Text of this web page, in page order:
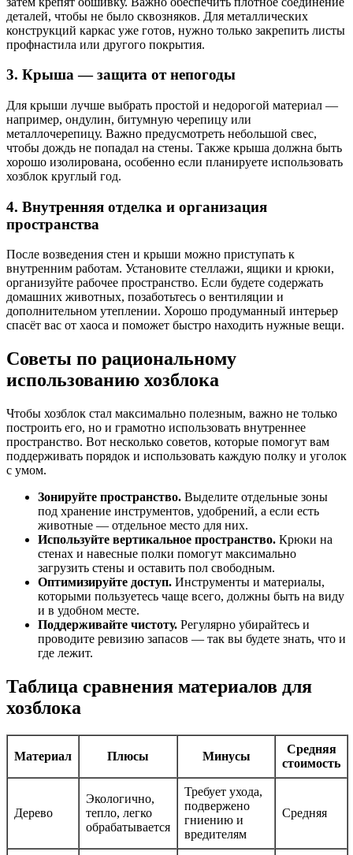
деталей, чтобы не было сквозняков. Для металлических
конструкций каркас уже готов, нужно только закрепить листы
профнастила или другого покрытия.
3. Крыша — защита от непогоды
Для крыши лучше выбрать простой и недорогой материал —
например, ондулин, битумную черепицу или
металлочерепицу. Важно предусмотреть небольшой свес,
чтобы дождь не попадал на стены. Также крыша должна быть
хорошо изолирована, особенно если планируете использовать
хозблок круглый год.
4. Внутренняя отделка и организация
пространства
После возведения стен и крыши можно приступать к
внутренним работам. Установите стеллажи, ящики и крюки,
организуйте рабочее пространство. Если будете содержать
домашних животных, позаботьтесь о вентиляции и
дополнительном утеплении. Хорошо продуманный интерьер
спасёт вас от хаоса и поможет быстро находить нужные вещи.
Советы по рациональному
использованию хозблока
Чтобы хозблок стал максимально полезным, важно не только
построить его, но и грамотно использовать внутреннее
пространство. Вот несколько советов, которые помогут вам
поддерживать порядок и использовать каждую полку и уголок
с умом.
Зонируйте пространство. Выделите отдельные зоны
под хранение инструментов, удобрений, а если есть
животные — отдельное место для них.
Используйте вертикальное пространство. Крюки на
стенах и навесные полки помогут максимально
загрузить стены и оставить пол свободным.
Оптимизируйте доступ. Инструменты и материалы,
которыми пользуетесь чаще всего, должны быть на виду
и в удобном месте.
Поддерживайте чистоту. Регулярно убирайтесь и
проводите ревизию запасов — так вы будете знать, что и
где лежит.
Таблица сравнения материалов для
хозблока
Материал Плюсы Минусы
Средняя
стоимость
Дерево
Экологично,
тепло, легко
обрабатывается
Требует ухода,
подвержено
гниению и
вредителям
Средняя